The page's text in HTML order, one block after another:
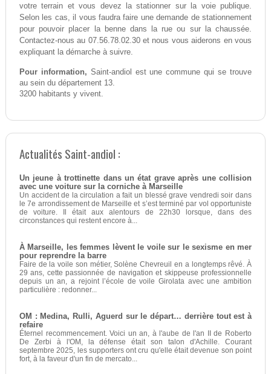
votre terrain et vous devez la stationner sur la voie publique.
Selon les cas, il vous faudra faire une demande de stationnement
pour pouvoir placer la benne dans la rue ou sur la chaussée.
Contactez-nous au 07.56.78.02.30 et nous vous aiderons en vous
expliquant la démarche à suivre.
Pour information, Saint-andiol est une commune qui se trouve
au sein du département 13.
3200 habitants y vivent.
Actualités Saint-andiol :
Un jeune à trottinette dans un état grave après une collision
avec une voiture sur la corniche à Marseille
Un accident de la circulation a fait un blessé grave vendredi soir dans
le 7e arrondissement de Marseille et s’est terminé par vol opportuniste
de voiture. Il était aux alentours de 22h30 lorsque, dans des
circonstances qui restent encore à...
À Marseille, les femmes lèvent le voile sur le sexisme en mer
pour reprendre la barre
Faire de la voile son métier, Solène Chevreuil en a longtemps rêvé. À
29 ans, cette passionnée de navigation et skippeuse professionnelle
depuis un an, a rejoint l’école de voile Girolata avec une ambition
particulière : redonner...
OM : Medina, Rulli, Aguerd sur le départ… derrière tout est à
refaire
Éternel recommencement. Voici un an, à l'aube de l'an II de Roberto
De Zerbi à l'OM, la défense était son talon d'Achille. Courant
septembre 2025, les supporters ont cru qu'elle était devenue son point
fort, à la faveur d'un fin de mercato...